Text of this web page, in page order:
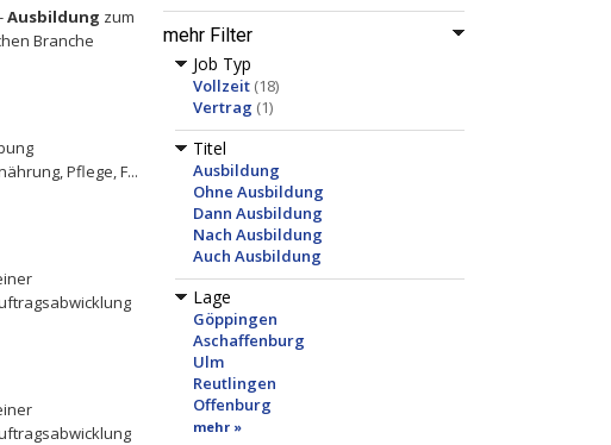
mehr Filter
Job Typ
Vollzeit (18)
Vertrag (1)
Titel
Ausbildung
Ohne Ausbildung
Dann Ausbildung
Nach Ausbildung
Auch Ausbildung
Lage
Göppingen
Aschaffenburg
Ulm
Reutlingen
Offenburg
mehr »
Ausbildung zum
Branche
Pflege, F...